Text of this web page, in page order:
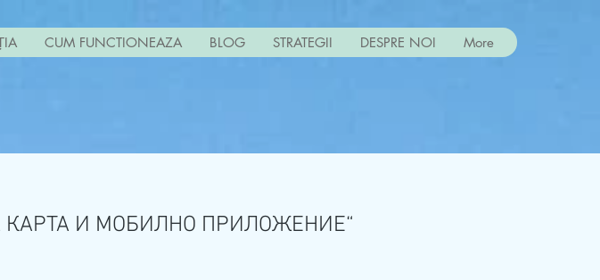
CUM FUNCTIONEAZA BLOG STRATEGII DESPRE NOI More
КАРТА И МОБИЛНО ПРИЛОЖЕНИЕ“